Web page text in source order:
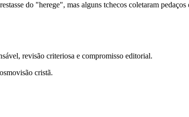
do "herege", mas alguns tchecos coletaram
revisão criteriosa e compromisso editorial.
cristã.